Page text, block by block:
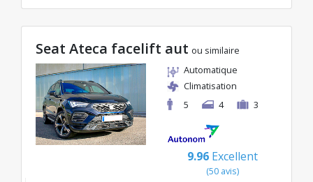
Seat Ateca facelift aut ou similaire
Automatique
Climatisation
5
4 3
9.96 Excellent
(50 avis)